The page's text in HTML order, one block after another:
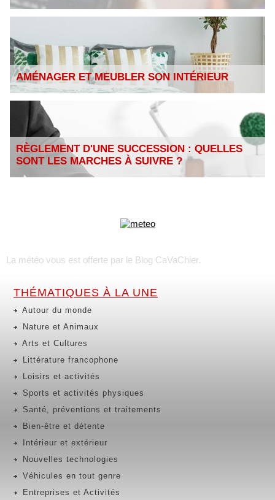
AMÉNAGER ET MEUBLER SON INTÉRIEUR
RÈGLEMENT D'UNE SUCCESSION : QUELLES
SONT LES MARCHES À SUIVRE ?
La météo vous est offerte par le Blog CaVaChier.
THÉMATIQUES À LA UNE
Autour du monde
Nature et Animaux
Arts et Cultures
Littérature francophone
Loisirs et activités
Sports et activités physiques
Santé, préventions et traitements
Bien-être et détente
Intérieur et extérieur
Nouvelles technologies
Véhicules en tout genre
Entreprises et Activités